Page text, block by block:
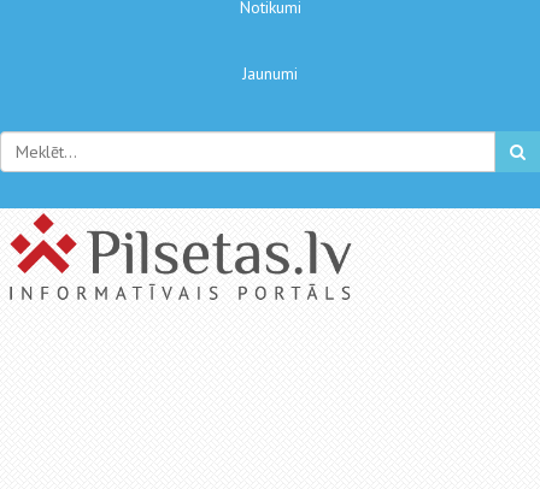
Notikumi
Jaunumi